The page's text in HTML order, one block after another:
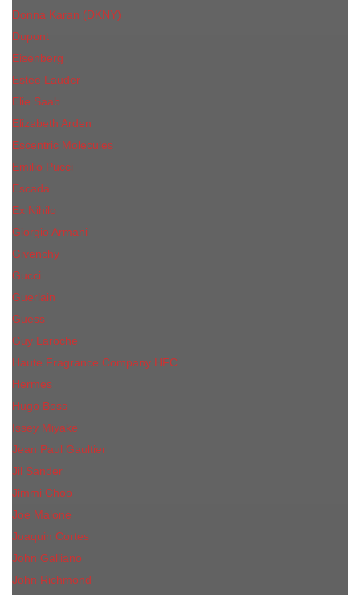
Donna Karan (DKNY)
Dupont
Eisenberg
Еsteе Lаudеr
Elie Saab
Elizabeth Arden
Escentric Molecules
Emilio Pucci
Escada
Ex Nihilo
Giorgio Armani
Givenchy
Gucci
Guerlain
Guess
Guy Laroche
Haute Fragrance Company HFC
Hermes
Hugo Boss
Issey Miyake
Jean Paul Gaultier
Jil Sander
Jimmi Choo
Jое Malоnе
Joaquin Cortes
John Galliano
John Richmond